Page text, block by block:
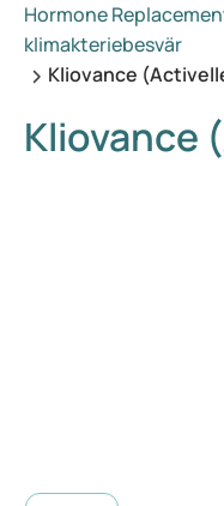
Hormone
klimakteriebesvär
Kliovance
Kliovance